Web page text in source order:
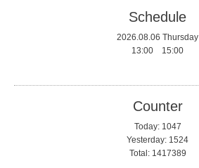
Schedule
2026.08.06 Thursday
13:00 15:00
Counter
Today: 1047
Yesterday: 1524
Total: 1417389